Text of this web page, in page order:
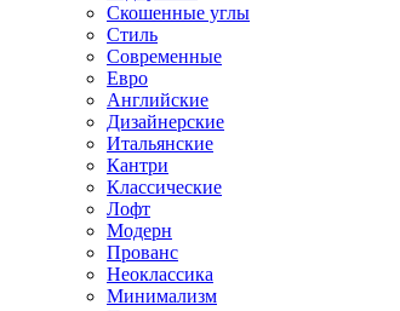
Скошенные углы
Стиль
Современные
Евро
Английские
Дизайнерские
Итальянские
Кантри
Классические
Лофт
Модерн
Прованс
Неоклассика
Минимализм